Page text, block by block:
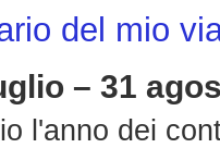
del mio
– 31
l'anno dei